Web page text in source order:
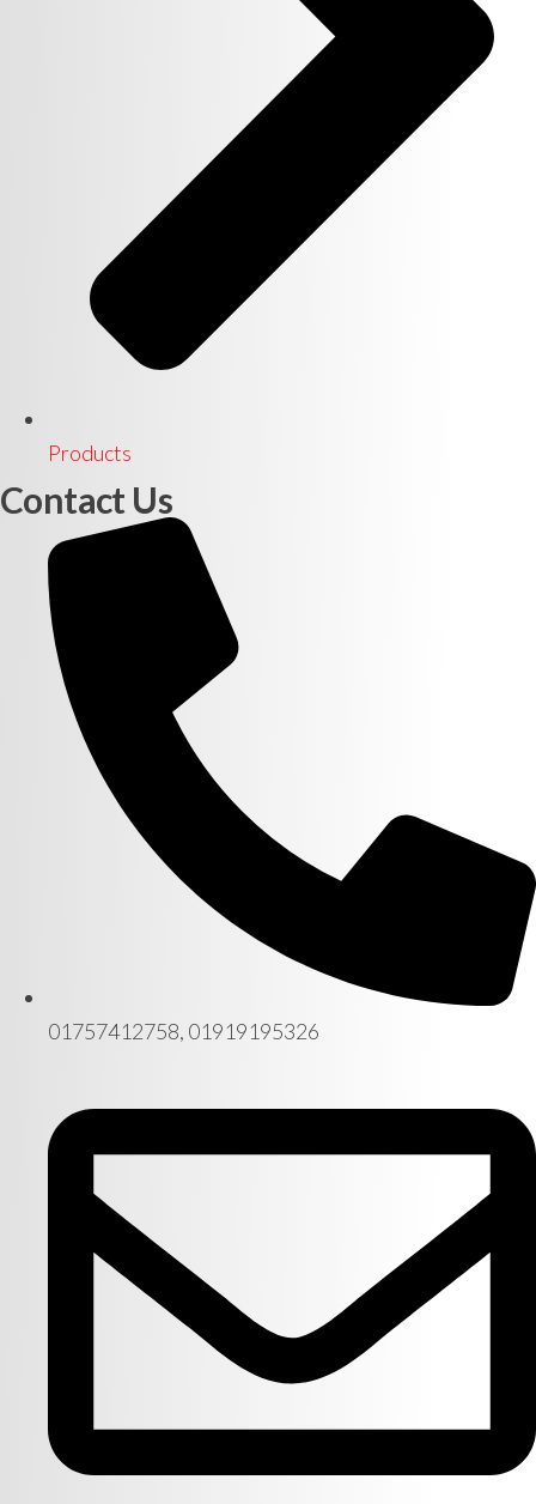
Products
Contact Us
01757412758, 01919195326